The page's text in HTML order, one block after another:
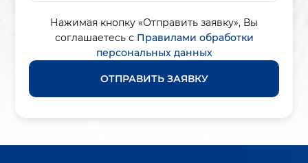
Нажимая кнопку «Отправить заявку», Вы
соглашаетесь с Правилами обработки
персональных данных
ОТПРАВИТЬ ЗАЯВКУ